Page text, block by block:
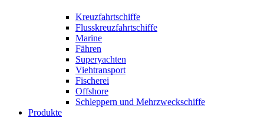
Kreuzfahrtschiffe
Flusskreuzfahrtschiffe
Marine
Fähren
Superyachten
Viehtransport
Fischerei
Offshore
Schleppern und Mehrzweckschiffe
Produkte